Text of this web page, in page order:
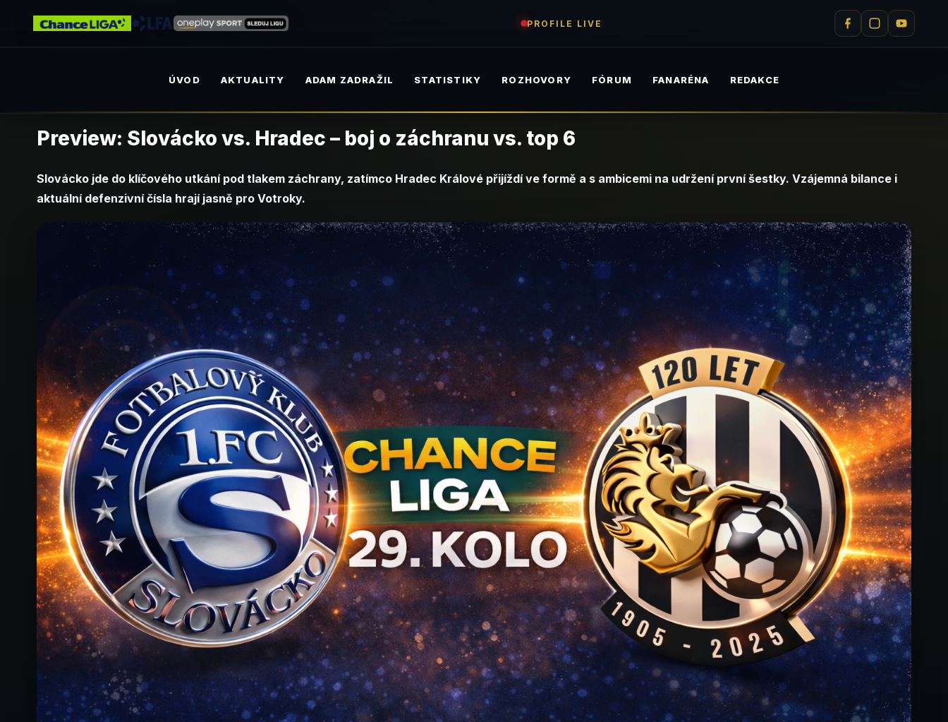
PROFILE LIVE
ÚVOD AKTUALITY ADAM ZADRAŽIL STATISTIKY ROZHOVORY FÓRUM FANARÉNA REDAKCE
Preview: Slovácko vs. Hradec – boj o záchranu vs. top 6
Slovácko jde do klíčového utkání pod tlakem záchrany, zatímco Hradec Králové přijíždí ve formě a s ambicemi na udržení první šestky. Vzájemná bilance i
aktuální defenzivní čísla hrají jasně pro Votroky.